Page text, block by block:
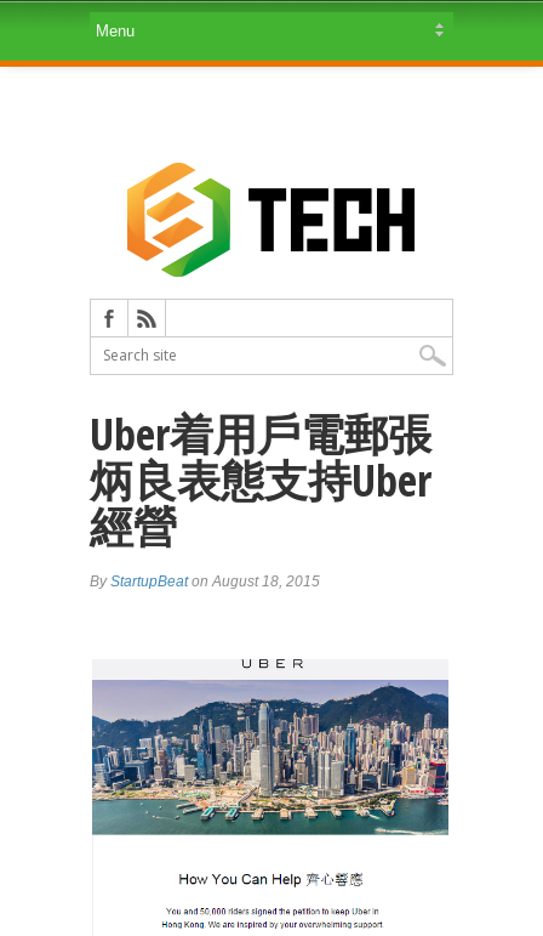
Uber着用戶電郵張
炳良表態支持Uber
經營
ByStartupBeaton August 18, 2015